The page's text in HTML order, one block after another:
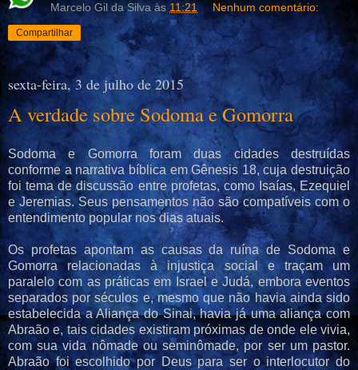
Marcelo Gil da Silva às11:21 Nenhum comentário:
Compartilhar
sexta-feira, 3 de julho de 2015
A verdade sobre Sodoma e Gomorra
Sodoma e Gomorra foram duas cidades destruídas
conforme a narrativa bíblica em Gênesis 18, cuja destruição
foi tema de discussão entre profetas, como Isaías, Ezequiel
e Jeremias. Seus pensamentos não são compatíveis com o
entendimento popular nos dias atuais.
Os profetas apontam as causas da ruína de Sodoma e
Gomorra relacionadas à injustiça social e traçam um
paralelo com as práticas em Israel e Judá, embora eventos
separados por séculos e, mesmo que não havia ainda sido
estabelecida a Aliança do Sinai, havia já uma aliança com
Abraão e, tais cidades existiram próximas de onde ele vivia,
com sua vida nômade ou seminômade, por ser um pastor.
Abraão foi escolhido por Deus para ser o interlocutor do